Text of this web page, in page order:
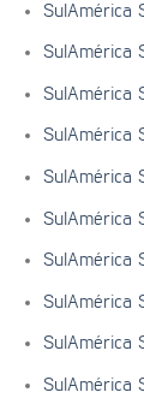
SulAmérica
SulAmérica
SulAmérica
SulAmérica
SulAmérica
SulAmérica
SulAmérica
SulAmérica
SulAmérica
SulAmérica